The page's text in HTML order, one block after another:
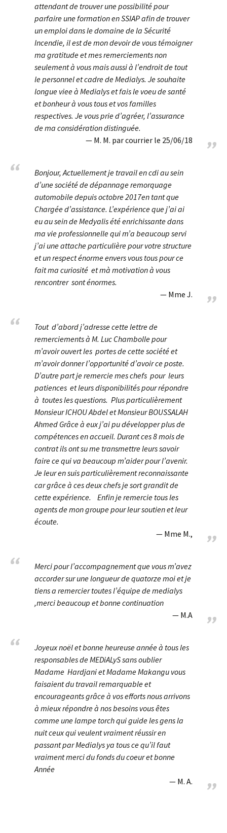
attendant de trouver une possibilité pour
parfaire une formation en SSIAP afin de trouver
un emploi dans le domaine de la Sécurité
Incendie, il est de mon devoir de vous témoigner
ma gratitude et mes remerciements non
seulement à vous mais aussi à l’endroit de tout
le personnel et cadre de Medialys. Je souhaite
longue viee à Medialys et fais le voeu de santé
et bonheur à vous tous et vos familles
respectives. Je vous prie d’agréer, l’assurance
de ma considération distinguée.
M. M. par courrier le 25/06/18
Bonjour, Actuellement je travail en cdi au sein
d’une société de dépannage remorquage
automobile depuis octobre 2017en tant que
Chargée d’assistance. L’expérience que j’ai ai
eu au sein de Medyalis été enrichissante dans
ma vie professionnelle qui m’a beaucoup servi
j’ai une attache particulière pour votre structure
et un respect énorme envers vous tous pour ce
fait ma curiosité et mà motivation à vous
rencontrer sont énormes.
Mme J.
Tout d’abord j’adresse cette lettre de
remerciements à M. Luc Chambolle pour
m’avoir ouvert les portes de cette société et
m’avoir donner l’opportunité d’avoir ce poste.
D’autre part je remercie mes chefs pour leurs
patiences et leurs disponibilités pour répondre
à toutes les questions. Plus particulièrement
Monsieur ICHOU Abdel et Monsieur BOUSSALAH
Ahmed Grâce à eux j’ai pu développer plus de
compétences en accueil. Durant ces 8 mois de
contrat ils ont su me transmettre leurs savoir
faire ce qui va beaucoup m’aider pour l’avenir.
Je leur en suis particulièrement reconnaissante
car grâce à ces deux chefs je sort grandit de
cette expérience. Enfin je remercie tous les
agents de mon groupe pour leur soutien et leur
écoute.
Mme M.,
Merci pour l’accompagnement que vous m’avez
accorder sur une longueur de quatorze moi et je
tiens a remercier toutes l’équipe de medialys
,merci beaucoup et bonne continuation
M.A
Joyeux noël et bonne heureuse année à tous les
responsables de MEDiALyS sans oublier
Madame Hardjani et Madame Makangu vous
faisaient du travail remarquable et
encourageants grâce à vos efforts nous arrivons
à mieux répondre à nos besoins vous êtes
comme une lampe torch qui guide les gens la
nuit ceux qui veulent vraiment réussir en
passant par Medialys ya tous ce qu’il faut
vraiment merci du fonds du coeur et bonne
Année
M. A.